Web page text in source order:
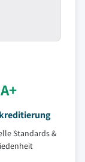
A+
Standards &